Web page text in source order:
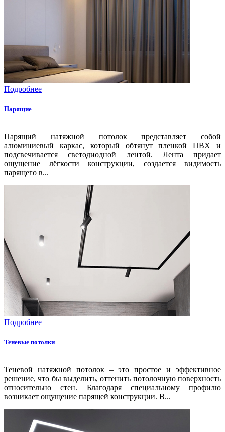
Подробнее
Парящие
Парящий натяжной потолок представляет собой
алюминиевый каркас, который обтянут пленкой ПВХ и
подсвечивается светодиодной лентой. Лента придает
ощущение лёгкости конструкции, создается видимость
парящего в...
Подробнее
Теневые потолки
Теневой натяжной потолок – это простое и эффективное
решение, что бы выделить, оттенить потолочную поверхность
относительно стен. Благодаря специальному профилю
возникает ощущение парящей конструкции. В...